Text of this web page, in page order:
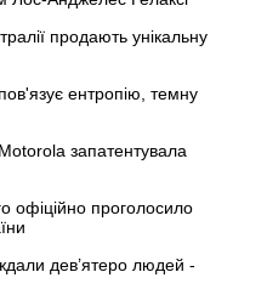
продають унікальну
пов'язує ентропію, темну
запатентувала
офіційно проголосило
дев’ятеро людей -